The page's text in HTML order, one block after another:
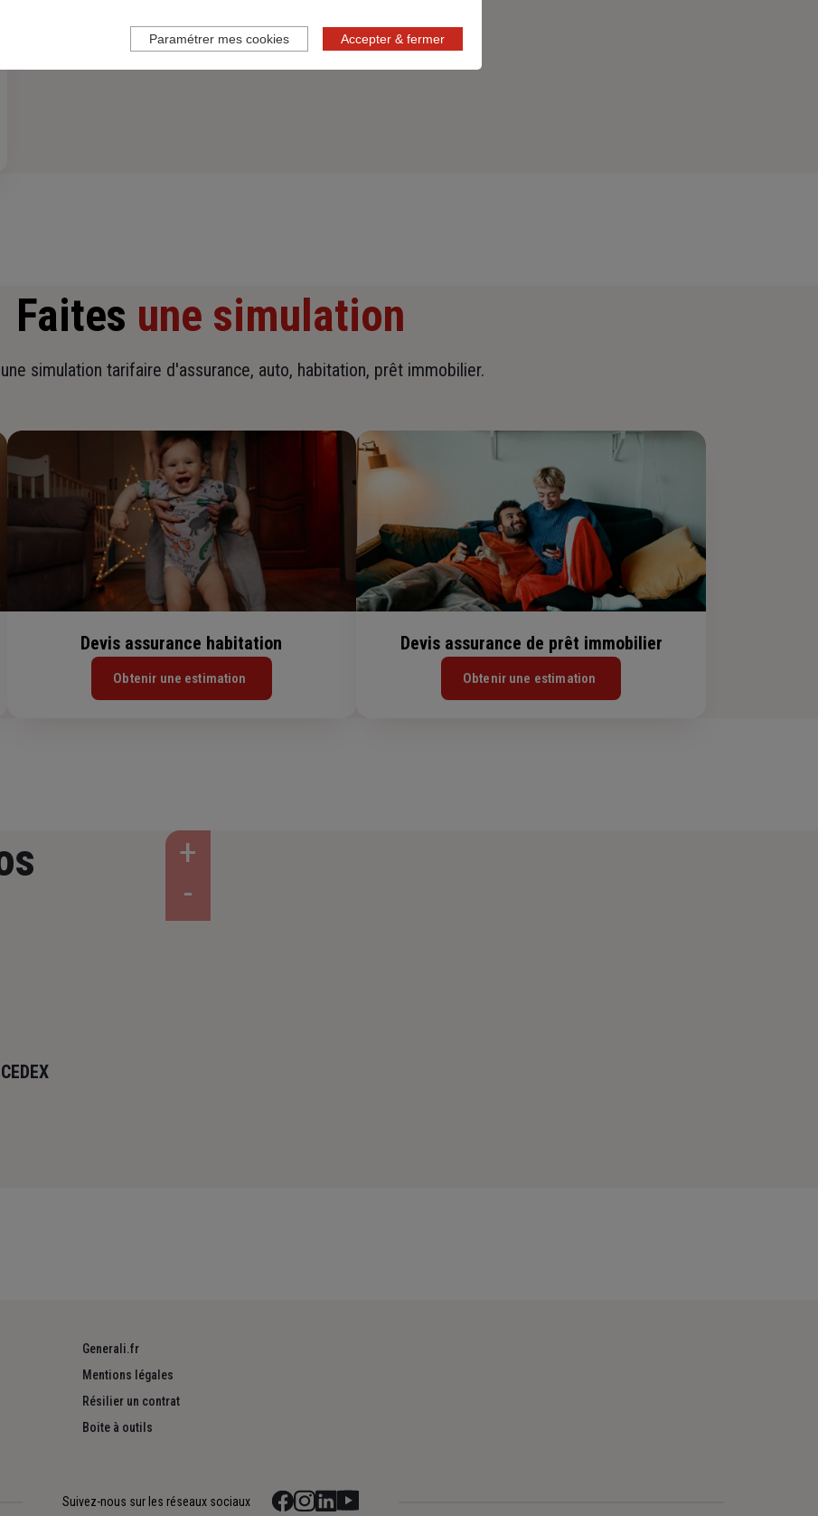
Faites une simulation
simulation tarifaire d'assurance, auto, habitation, prêt immobilier.
Devis assurance habitation
Obtenir une estimation
Devis assurance de prêt immobilier
Obtenir une estimation
Generali.fr
Mentions légales
Résilier un contrat
Boite à outils
Suivez-nous sur les réseaux sociaux
Accepter & fermer
Paramétrer mes cookies